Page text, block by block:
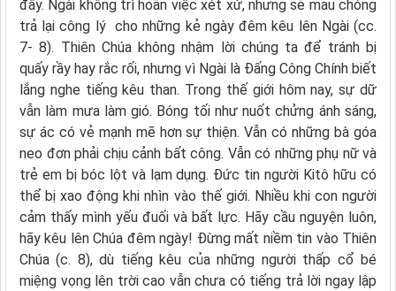
đây. Ngài không trì hoãn việc xét xử, nhưng sẽ mau chóng
trả lại công lý cho những kẻ ngày đêm kêu lên Ngài (cc.
7- 8). Thiên Chúa không nhậm lời chúng ta để tránh bị
quấy rầy hay rắc rối, nhưng vì Ngài là Đấng Công Chính biết
lắng nghe tiếng kêu than. Trong thế giới hôm nay, sự dữ
vẫn làm mưa làm gió. Bóng tối như nuốt chửng ánh sáng,
sự ác có vẻ mạnh mẽ hơn sự thiện. Vẫn có những bà góa
neo đơn phải chịu cảnh bất công. Vẫn có những phụ nữ và
trẻ em bị bóc lột và lạm dụng. Đức tin người Kitô hữu có
thể bị xao động khi nhìn vào thế giới. Nhiều khi con người
cảm thấy mình yếu đuối và bất lực. Hãy cầu nguyện luôn,
hãy kêu lên Chúa đêm ngày! Đừng mất niềm tin vào Thiên
Chúa (c. 8), dù tiếng kêu của những người thấp cổ bé
miệng vọng lên trời cao vẫn chưa có tiếng trả lời ngay lập